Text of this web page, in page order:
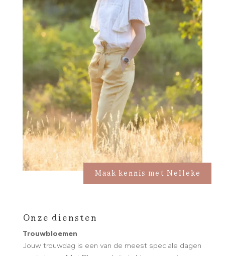
Maak kennis met Nelleke
Onze diensten
Trouwbloemen
Jouw trouwdag is een van de meest speciale dagen